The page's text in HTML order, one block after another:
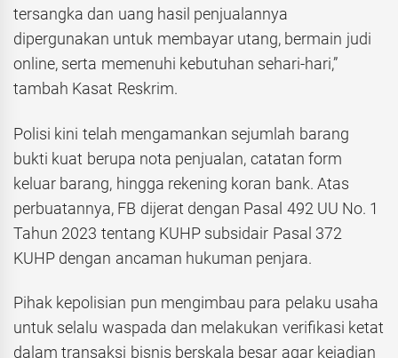
tersangka dan uang hasil penjualannya
dipergunakan untuk membayar utang, bermain judi
online, serta memenuhi kebutuhan sehari-hari,”
tambah Kasat Reskrim.
Polisi kini telah mengamankan sejumlah barang
bukti kuat berupa nota penjualan, catatan form
keluar barang, hingga rekening koran bank. Atas
perbuatannya, FB dijerat dengan Pasal 492 UU No. 1
Tahun 2023 tentang KUHP subsidair Pasal 372
KUHP dengan ancaman hukuman penjara.
Pihak kepolisian pun mengimbau para pelaku usaha
untuk selalu waspada dan melakukan verifikasi ketat
dalam transaksi bisnis berskala besar agar kejadian